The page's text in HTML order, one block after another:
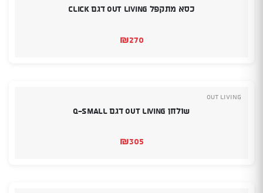
כסא מתקפל Out Living דגם Click
₪270
OUT LIVING
שולחן Out Living דגם Q-small
₪305